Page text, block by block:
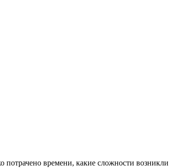
потрачено времени, какие сложности возникли